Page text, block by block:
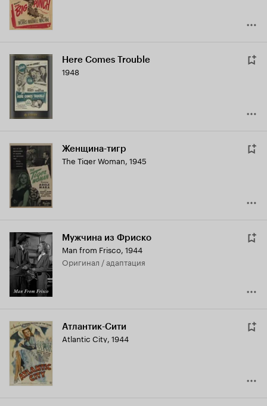
Here Comes Trouble
1948
Женщина-тигр
The Tiger Woman, 1945
Мужчина из Фриско
Man from Frisco, 1944
оригинал / адаптация
Атлантик-Сити
Atlantic City, 1944